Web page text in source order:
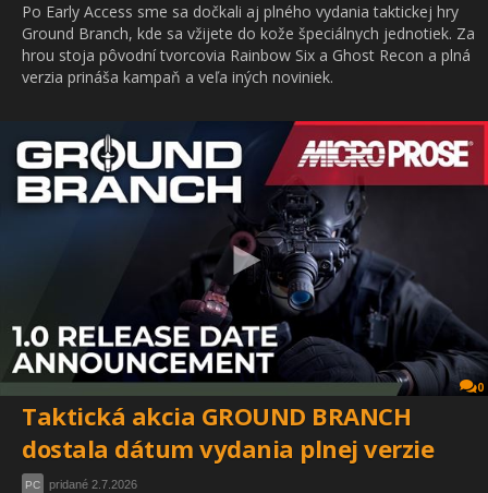
Po Early Access sme sa dočkali aj plného vydania taktickej hry
Ground Branch, kde sa vžijete do kože špeciálnych jednotiek. Za
hrou stoja pôvodní tvorcovia Rainbow Six a Ghost Recon a plná
verzia prináša kampaň a veľa iných noviniek.
0
Taktická akcia GROUND BRANCH
dostala dátum vydania plnej verzie
PC pridané 2.7.2026